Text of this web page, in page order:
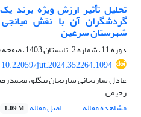
تحلیل تأثیر ارزش ویژه برند
گردشگران آن با نقش میانجی
شهرستان سرعین
دوره 11، شماره 2، تابستان 1403، صفحه
10.22059/jut.2024.352264.1094
عادل ساریخانی ساریخان بیگلو،
رحیمی
مشاهده مقاله
اصل مقاله 1.09 M